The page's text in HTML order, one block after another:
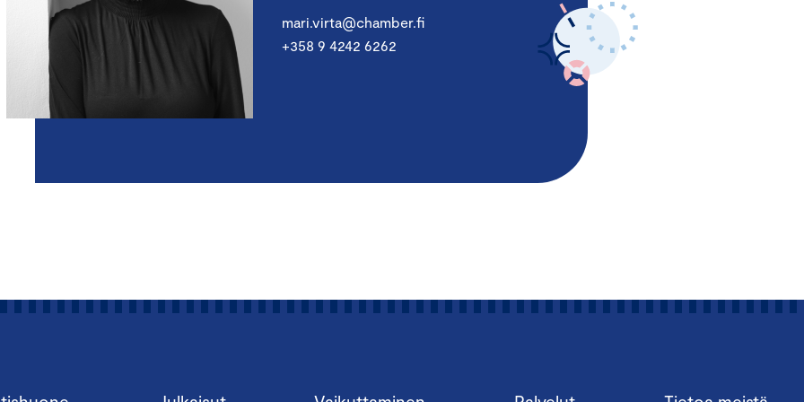
mari.virta@chamber.fi
+358 9 4242 6262